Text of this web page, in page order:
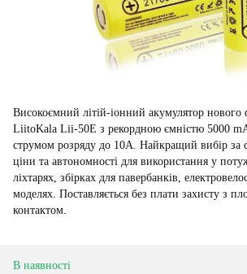
Високоємний літій-іонний акумулятор нового
LiitoKala Lii-50E з рекордною ємністю 5000
струмом розряду до 10А. Найкращий вибір за
ціни та автономності для використання у
ліхтарях, збірках для павербанків,
моделях. Поставляється без плати захисту з
контактом.
В наявності